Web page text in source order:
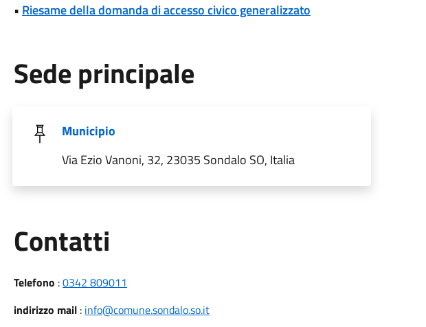
• Riesame della domanda di accesso civico generalizzato
Sede principale
Municipio
Via Ezio Vanoni, 32, 23035 Sondalo SO, Italia
Contatti
Telefono :0342 809011
indirizzo mail: info@comune.sondalo.so.it